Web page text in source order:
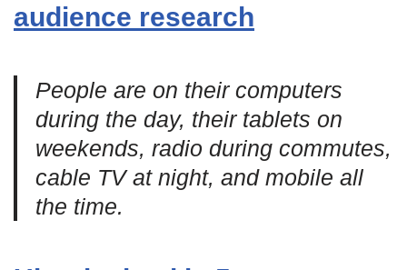
audience research
People are on their computers
during the day, their tablets on
weekends, radio during commutes,
cable TV at night, and mobile all
the time.